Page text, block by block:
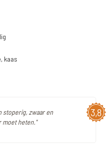
kaas
3,8
stoperig, zwaar en
moet heten."